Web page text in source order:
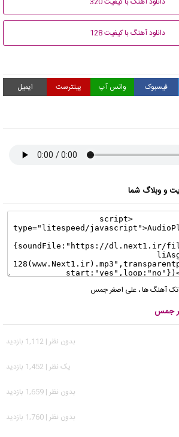
دانلود آهنگ با کیفیت 128
فیسبوک واتس آپ پینترست ایمیل
و وبلاگ شما
تک آهنگ ها،علی اصغر جمس
جمس
بدون نظر | 1,112 بازدید
يک نظر | 1,452 بازدید
بدون نظر | 1,659 بازدید
بدون نظر | 1,760 بازدید